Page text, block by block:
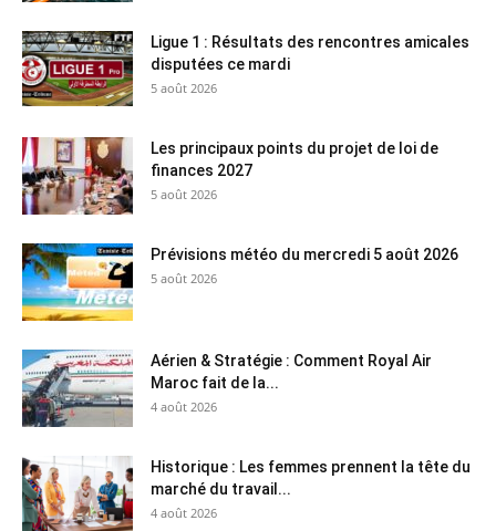
Ligue 1 : Résultats des rencontres amicales
disputées ce mardi
5 août 2026
Les principaux points du projet de loi de
finances 2027
5 août 2026
Prévisions météo du mercredi 5 août 2026
5 août 2026
Aérien & Stratégie : Comment Royal Air
Maroc fait de la...
4 août 2026
Historique : Les femmes prennent la tête du
marché du travail...
4 août 2026